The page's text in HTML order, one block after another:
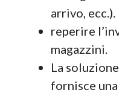
arrivo, ecc.).
reperire
magazzini.
La
fornisce